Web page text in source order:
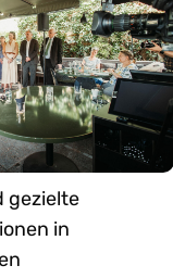
gezielte
in